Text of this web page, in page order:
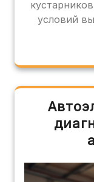
условий